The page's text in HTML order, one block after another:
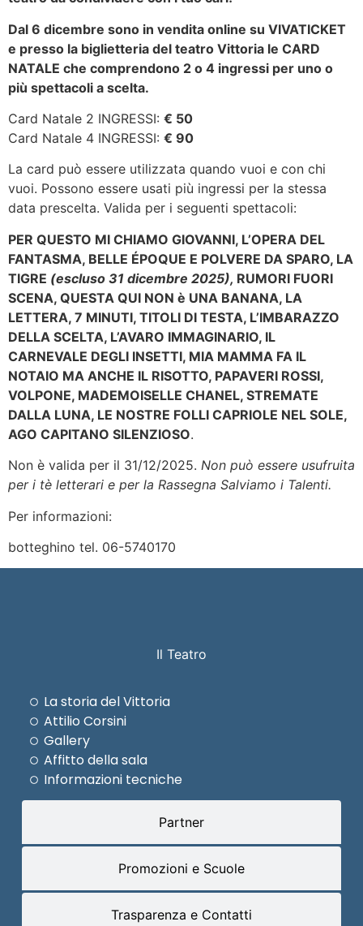
Dal 6 dicembre sono in vendita online su VIVATICKET
e presso la biglietteria del teatro Vittoria le CARD
NATALE che comprendono 2 o 4 ingressi per uno o
più spettacoli a scelta.
Card Natale 2 INGRESSI: € 50
Card Natale 4 INGRESSI: € 90
La card può essere utilizzata quando vuoi e con chi
vuoi. Possono essere usati più ingressi per la stessa
data prescelta. Valida per i seguenti spettacoli:
PER QUESTO MI CHIAMO GIOVANNI, L’OPERA DEL
FANTASMA, BELLE ÉPOQUE E POLVERE DA SPARO, LA
TIGRE (escluso 31 dicembre 2025), RUMORI FUORI
SCENA, QUESTA QUI NON è UNA BANANA, LA
LETTERA, 7 MINUTI, TITOLI DI TESTA, L’IMBARAZZO
DELLA SCELTA, L’AVARO IMMAGINARIO, IL
CARNEVALE DEGLI INSETTI, MIA MAMMA FA IL
NOTAIO MA ANCHE IL RISOTTO, PAPAVERI ROSSI,
VOLPONE, MADEMOISELLE CHANEL, STREMATE
DALLA LUNA, LE NOSTRE FOLLI CAPRIOLE NEL SOLE,
AGO CAPITANO SILENZIOSO.
Non è valida per il 31/12/2025. Non può essere usufruita
per i tè letterari e per la Rassegna Salviamo i Talenti.
Per informazioni:
botteghino tel. 06-5740170
Il Teatro
Partner
Promozioni e Scuole
Trasparenza e Contatti
La storia del Vittoria
Attilio Corsini
Gallery
Affitto della sala
Informazioni tecniche